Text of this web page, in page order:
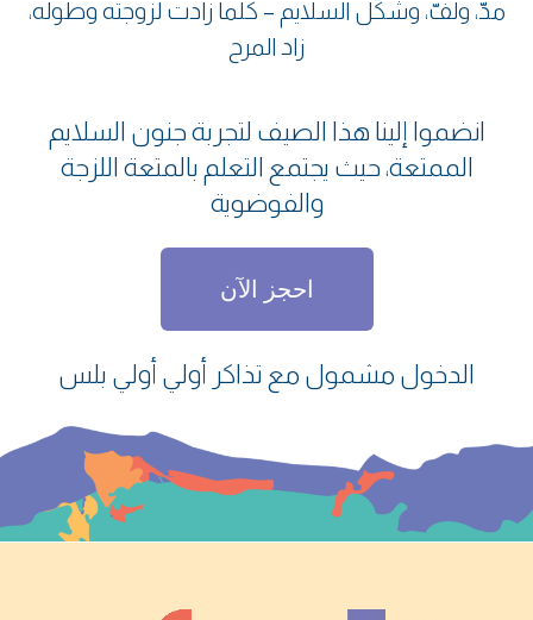
مدّ، ولفّ، وشكّل السلايم – كلما زادت لزوجته وطوله،
زاد المرح
انضموا إلينا هذا الصيف لتجربة جنون السلايم
الممتعة، حيث يجتمع التعلم بالمتعة اللزجة
والفوضوية
احجز الآن
الدخول مشمول مع تذاكر أولي أولي بلس